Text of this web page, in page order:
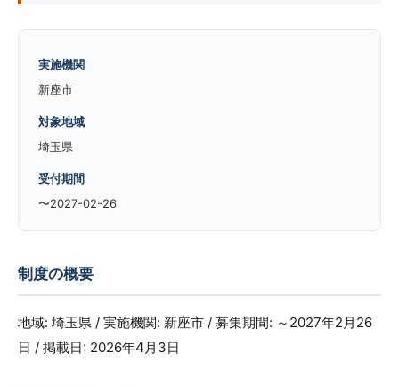
実施機関
新座市
対象地域
埼玉県
受付期間
〜2027-02-26
制度の概要
地域: 埼玉県 / 実施機関: 新座市 / 募集期間: ～2027年2月26
日 / 掲載日: 2026年4月3日